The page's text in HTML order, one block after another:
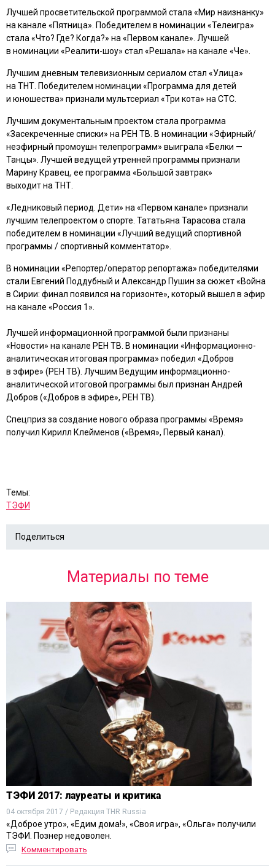
Лучшей просветительской программой стала «Мир наизнанку»
на канале «Пятница». Победителем в номинации «Телеигра»
стала «Что? Где? Когда?» на «Первом канале». Лучшей
в номинации «Реалити-шоу» стал «Решала» на канале «Че».
Лучшим дневным телевизионным сериалом стал «Улица»
на ТНТ. Победителем номинации «Программа для детей
и юношества» признали мультсериал «Три кота» на СТС.
Лучшим документальным проектом стала программа
«Засекреченные списки» на РЕН ТВ. В номинации «Эфирный/
неэфирный промоушн телепрограмм» выиграла «Белки —
Танцы». Лучшей ведущей утренней программы признали
Марину Кравец, ее программа «Большой завтрак»
выходит на ТНТ.
«Ледниковый период. Дети» на «Первом канале» признали
лучшим телепроектом о спорте. Тататьяна Тарасова стала
победителем в номинации «Лучший ведущий спортивной
программы / спортивный комментатор».
В номинации «Репортер/оператор репортажа» победителями
стали Евгений Поддубный и Александр Пушин за сюжет «Война
в Сирии: финал появился на горизонте», который вышел в эфир
на канале «Россия 1».
Лучшей информационной программой были признаны
«Новости» на канале РЕН ТВ. В номинации «Информационно-
аналитическая итоговая программа» победил «Добров
в эфире» (РЕН ТВ). Лучшим Ведущим информационно-
аналитической итоговой программы был признан Андрей
Добров («Добров в эфире», РЕН ТВ).
Спецприз за создание нового образа программы «Время»
получил Кирилл Клейменов («Время», Первый канал).
Темы:
ТЭФИ
Поделиться
Материалы по теме
ТЭФИ 2017: лауреаты и критика
04 октября 2017 / Редакция THR Russia
«Доброе утро», «Едим дома!», «Своя игра», «Ольга» получили
ТЭФИ. Познер недоволен.
Комментировать